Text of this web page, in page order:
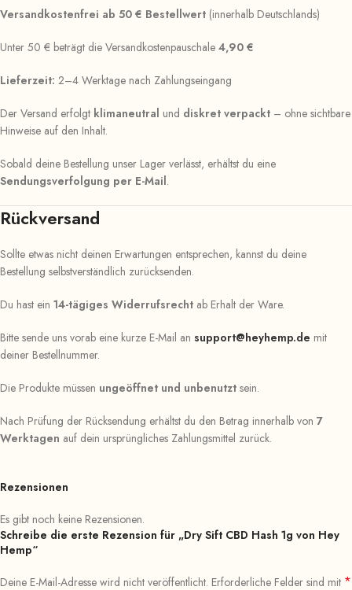
Versandkostenfrei ab 50 € Bestellwert (innerhalb Deutschlands)
Unter 50 € beträgt die Versandkostenpauschale 4,90 €
Lieferzeit: 2–4 Werktage nach Zahlungseingang
Der Versand erfolgt klimaneutral und diskret verpackt – ohne sichtbare
Hinweise auf den Inhalt.
Sobald deine Bestellung unser Lager verlässt, erhältst du eine
Sendungsverfolgung per E-Mail.
Rückversand
Sollte etwas nicht deinen Erwartungen entsprechen, kannst du deine
Bestellung selbstverständlich zurücksenden.
Du hast ein 14-tägiges Widerrufsrecht ab Erhalt der Ware.
Bitte sende uns vorab eine kurze E-Mail an support@heyhemp.de mit
deiner Bestellnummer.
Die Produkte müssen ungeöffnet und unbenutzt sein.
Nach Prüfung der Rücksendung erhältst du den Betrag innerhalb von 7
Werktagen auf dein ursprüngliches Zahlungsmittel zurück.
Rezensionen
Es gibt noch keine Rezensionen.
Schreibe die erste Rezension für „Dry Sift CBD Hash 1g von Hey
Hemp“
Deine E-Mail-Adresse wird nicht veröffentlicht. Erforderliche Felder sind mit *